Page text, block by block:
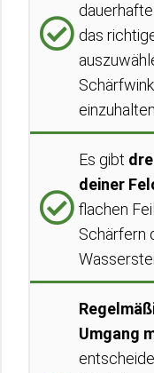
das
einzuhalten.
Es gibt
deiner
flachen
Schärfern
Umgang